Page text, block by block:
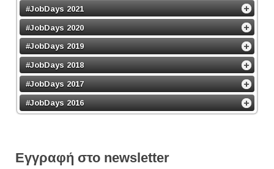
#JobDays 2021
#JobDays 2020
#JobDays 2019
#JobDays 2018
#JobDays 2017
#JobDays 2016
Εγγραφή στο newsletter